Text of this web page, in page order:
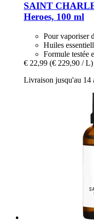
SAINT
Heroes, 100 ml
Pour vaporiser
Huiles
Formule testée
€ 22,99 (€ 229,90 / L)
Livraison jusqu'au 14